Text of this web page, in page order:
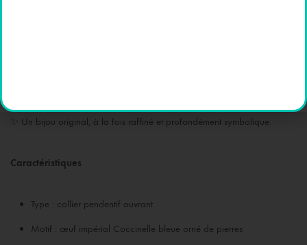
✨ Un bijou original, à la fois raffiné et profondément symbolique.
Caractéristiques
Type : collier pendentif ouvrant
Motif : œuf impérial Coccinelle bleue orné de pierres